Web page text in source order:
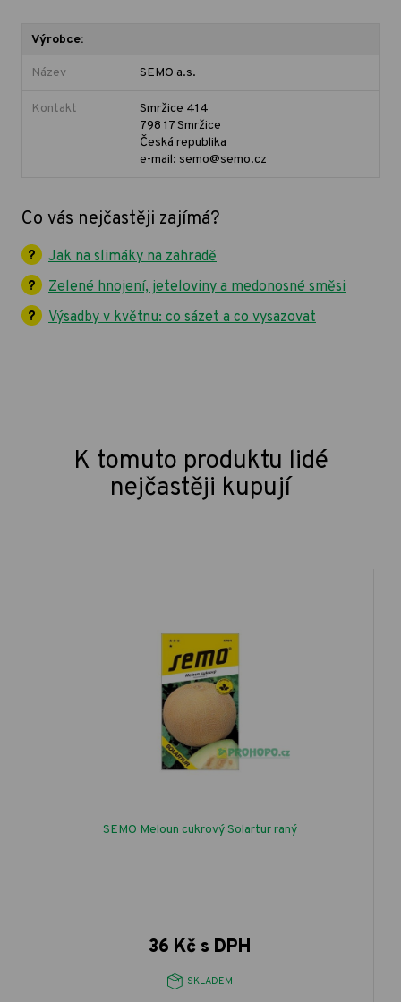
Výrobce:
Název SEMO a.s.
Kontakt
Smržice 414
798 17 Smržice
Česká republika
e-mail: semo@semo.cz
Co vás nejčastěji zajímá?
Jak na slimáky na zahradě
Zelené hnojení, jeteloviny a medonosné směsi
Výsadby v květnu: co sázet a co vysazovat
K tomuto produktu lidé
nejčastěji kupují
SEMO Meloun cukrový Solartur raný
36 Kč s DPH
SKLADEM